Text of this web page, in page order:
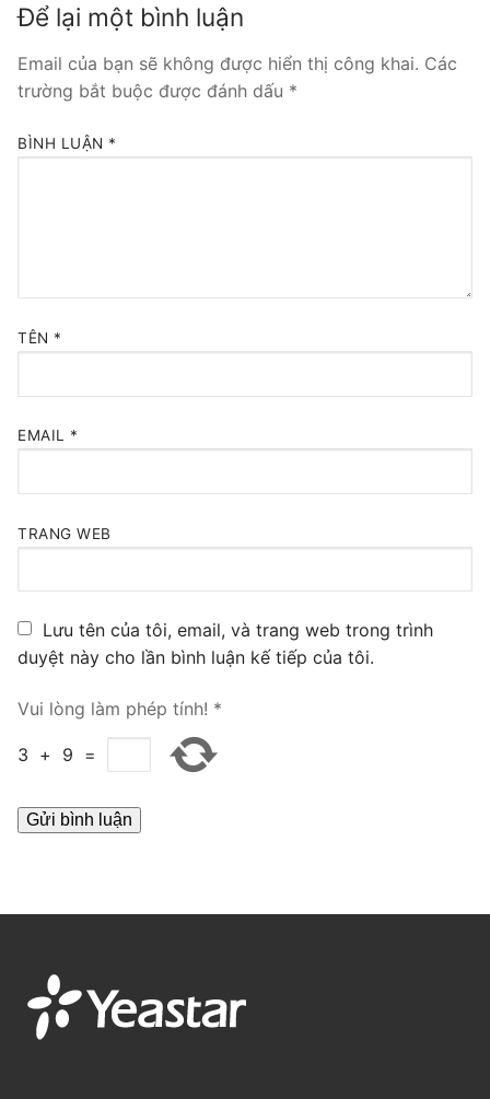
Tổng đài VoIP Yeastar S300
HOSTED PHONE SYSTEM
Tổng đài Yeastar Cloud
LIÊN HỆ
TIN TỨC
HƯỚNG DẪN
Để lại một bình luận
Email của bạn sẽ không được hiển thị công khai. Các
trường bắt buộc được đánh dấu *
BÌNH LUẬN *
TÊN *
EMAIL *
TRANG WEB
Lưu tên của tôi, email, và trang web trong trình
duyệt này cho lần bình luận kế tiếp của tôi.
Vui lòng làm phép tính! *
3 + 9 =